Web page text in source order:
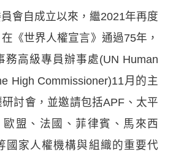
會自成立以來，繼2021年再度
《世界人權宣言》通過75年，
務高級專員辦事處(UN Human
High Commissioner)11月的主
討會，並邀請包括APF、太平
歐盟、法國、菲律賓、馬來西
國家人權機構與組織的重要代